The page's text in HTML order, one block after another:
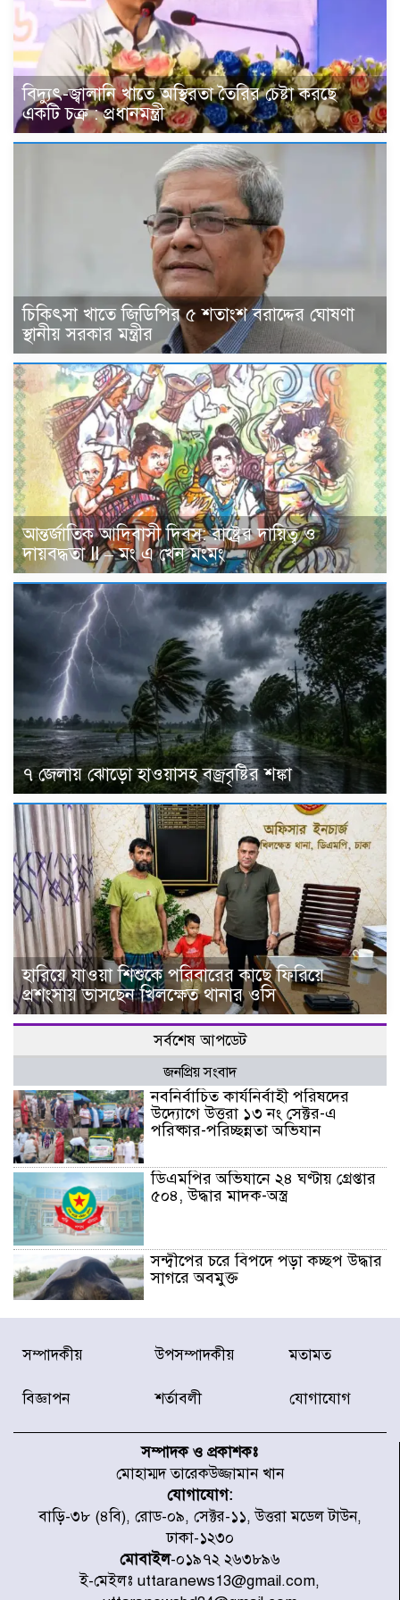
বিদ্যুৎ-জ্বালানি খাতে অস্থিরতা তৈরির চেষ্টা করছে
একটি চক্র : প্রধানমন্ত্রী
চিকিৎসা খাতে জিডিপির ৫ শতাংশ বরাদ্দের ঘোষণা
স্থানীয় সরকার মন্ত্রীর
আন্তর্জাতিক আদিবাসী দিবস: রাষ্ট্রের দায়িত্ব ও
দায়বদ্ধতা II – মং এ খেন মংমং
৭ জেলায় ঝোড়ো হাওয়াসহ বজ্রবৃষ্টির শঙ্কা
হারিয়ে যাওয়া শিশুকে পরিবারের কাছে ফিরিয়ে
প্রশংসায় ভাসছেন খিলক্ষেত থানার ওসি
সর্বশেষ আপডেট
জনপ্রিয় সংবাদ
নবনির্বাচিত কার্যনির্বাহী পরিষদের
উদ্যোগে উত্তরা ১৩ নং সেক্টর-এ
পরিষ্কার-পরিচ্ছন্নতা অভিযান
ডিএমপির অভিযানে ২৪ ঘণ্টায় গ্রেপ্তার
৫০৪, উদ্ধার মাদক-অস্ত্র
সন্দ্বীপের চরে বিপদে পড়া কচ্ছপ উদ্ধার
সাগরে অবমুক্ত
মাতারবাড়ী পৌঁছে নির্ধারিত কর্মসূচিতে
যোগ দিয়েছেন প্রধানমন্ত্রী
জেলা কমিটি অনুমোদন
গণঅভ্যুত্থানের তথ্য বিশ্বমিডিয়ায় পৌঁছে
দিতেন আদীব, গুমের চেষ্টা ৩ বার
বাঁশখালীকে বন্যা মুক্ত করার সকল
সম্পাদকীয় উপসম্পাদকীয় মতামত
বিজ্ঞাপন শর্তাবলী যোগাযোগ
সম্পাদক ও প্রকাশকঃ
মোহাম্মদ তারেকউজ্জামান খান
যোগাযোগ:
বাড়ি-৩৮ (৪বি), রোড-০৯, সেক্টর-১১, উত্তরা মডেল টাউন,
ঢাকা-১২৩০
মোবাইল-০১৯৭২ ২৬৩৮৯৬
ই-মেইলঃ uttaranews13@gmail.com,